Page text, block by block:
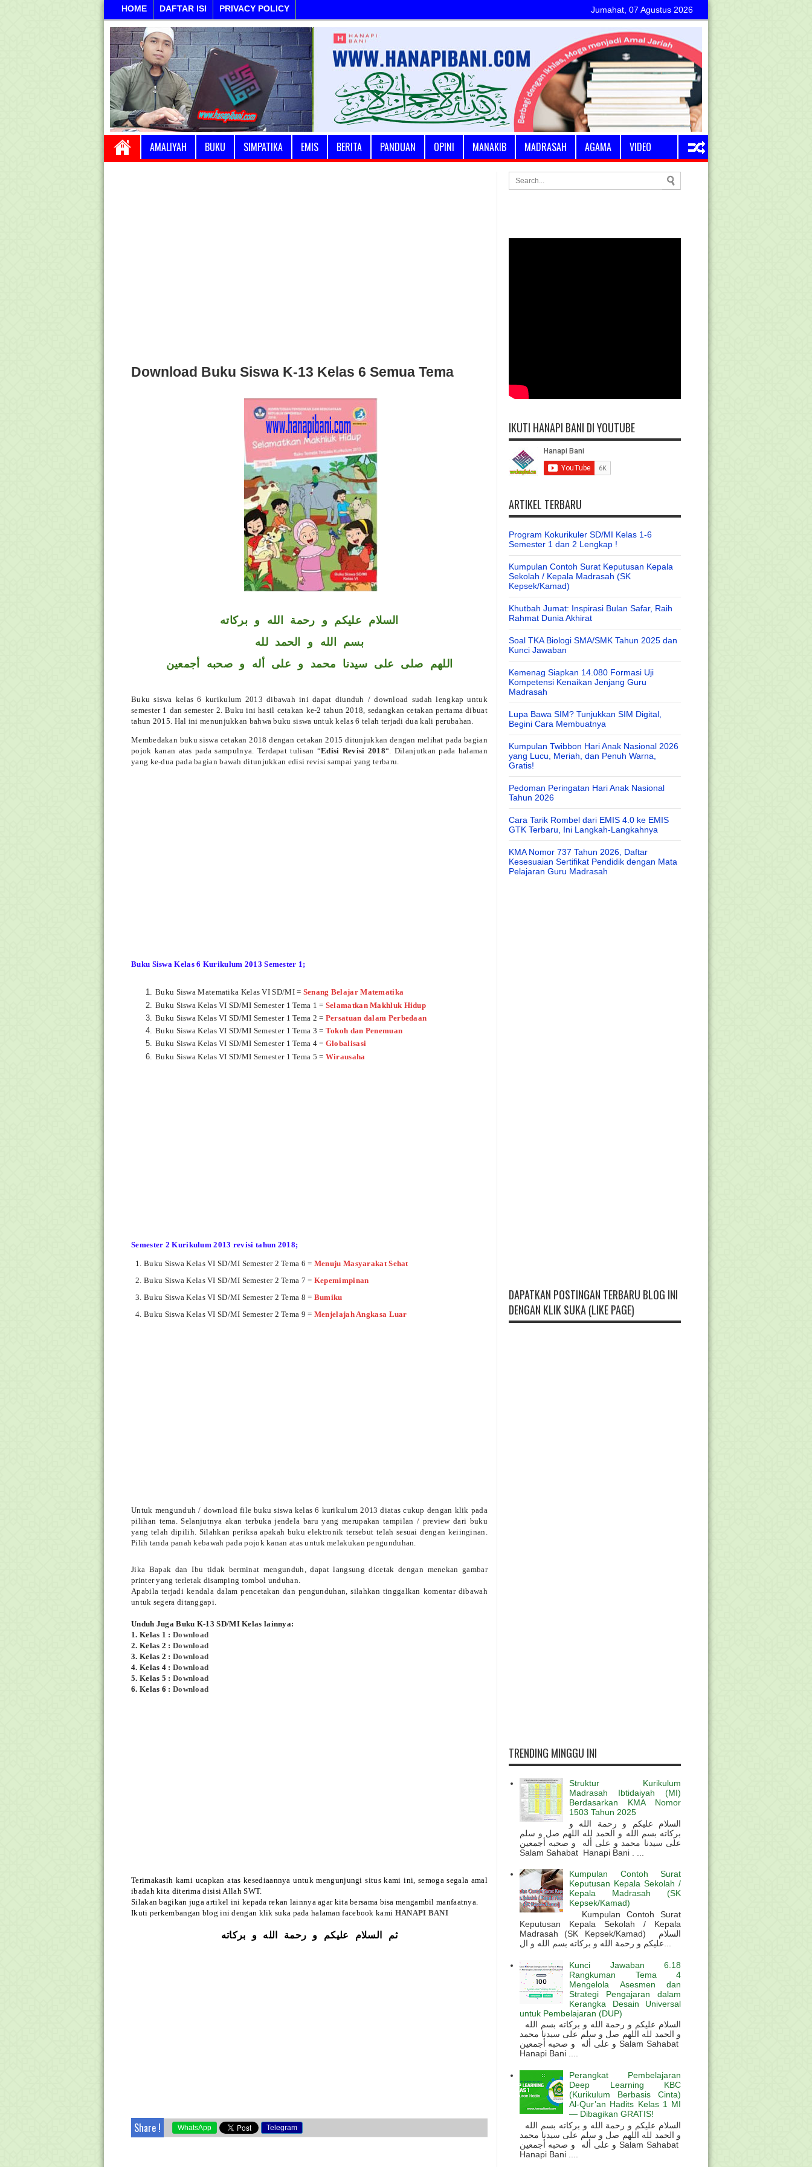
HOME DAFTAR ISI PRIVACY POLICY Jumahat, 07 Agustus 2026
AMALIYAH BUKU SIMPATIKA EMIS BERITA PANDUAN OPINI MANAKIB MADRASAH AGAMA VIDEO
Download Buku Siswa K-13 Kelas 6 Semua Tema
السلام عليكم و رحمة الله و بركاته
بسم الله و الحمد لله
اللهم صلى على سيدنا محمد و على أله و صحبه أجمعين
Buku siswa kelas 6 kurikulum 2013 dibawah ini dapat diunduh / download sudah lengkap untuk
semester 1 dan semester 2. Buku ini hasil cetakan ke-2 tahun 2018, sedangkan cetakan pertama dibuat
tahun 2015. Hal ini menunjukkan bahwa buku siswa untuk kelas 6 telah terjadi dua kali perubahan.
Membedakan buku siswa cetakan 2018 dengan cetakan 2015 ditunjukkan dengan melihat pada bagian
pojok kanan atas pada sampulnya. Terdapat tulisan “Edisi Revisi 2018“. Dilanjutkan pada halaman
yang ke-dua pada bagian bawah ditunjukkan edisi revisi sampai yang terbaru.
Buku Siswa Kelas 6 Kurikulum 2013 Semester 1;
Buku Siswa Matematika Kelas VI SD/MI = Senang Belajar Matematika
Buku Siswa Kelas VI SD/MI Semester 1 Tema 1 = Selamatkan Makhluk Hidup
Buku Siswa Kelas VI SD/MI Semester 1 Tema 2 = Persatuan dalam Perbedaan
Buku Siswa Kelas VI SD/MI Semester 1 Tema 3 = Tokoh dan Penemuan
Buku Siswa Kelas VI SD/MI Semester 1 Tema 4 = Globalisasi
Buku Siswa Kelas VI SD/MI Semester 1 Tema 5 = Wirausaha
Semester 2 Kurikulum 2013 revisi tahun 2018;
Buku Siswa Kelas VI SD/MI Semester 2 Tema 6 = Menuju Masyarakat Sehat
Buku Siswa Kelas VI SD/MI Semester 2 Tema 7 = Kepemimpinan
Buku Siswa Kelas VI SD/MI Semester 2 Tema 8 = Bumiku
Buku Siswa Kelas VI SD/MI Semester 2 Tema 9 = Menjelajah Angkasa Luar
Untuk mengunduh / download file buku siswa kelas 6 kurikulum 2013 diatas cukup dengan klik pada
pilihan tema. Selanjutnya akan terbuka jendela baru yang merupakan tampilan / preview dari buku
yang telah dipilih. Silahkan periksa apakah buku elektronik tersebut telah sesuai dengan keiinginan.
Pilih tanda panah kebawah pada pojok kanan atas untuk melakukan pengunduhan.
Jika Bapak dan Ibu tidak berminat mengunduh, dapat langsung dicetak dengan menekan gambar
printer yang terletak disamping tombol unduhan.
Apabila terjadi kendala dalam pencetakan dan pengunduhan, silahkan tinggalkan komentar dibawah
untuk segera ditanggapi.
Unduh JugaBuku K-13 SD/MI Kelas lainnya:
1. Kelas 1 : Download
2. Kelas 2 : Download
3. Kelas 2 : Download
4. Kelas 4 : Download
5. Kelas 5 : Download
6. Kelas 6 : Download
Terimakasih kami ucapkan atas kesediaannya untuk mengunjungi situs kami ini, semoga segala amal
ibadah kita diterima disisi Allah SWT.
Silakan bagikan juga artikel ini kepada rekan lainnya agar kita bersama bisa mengambil manfaatnya.
Ikuti perkembangan blog ini dengan klik suka pada halaman facebook kami HANAPI BANI
ثم السلام عليكم و رحمة الله و بركاته
Share ! WhatsApp Telegram
IKUTI HANAPI BANI DI YOUTUBE
ARTIKEL TERBARU
Program Kokurikuler SD/MI Kelas 1-6
Semester 1 dan 2 Lengkap !
Kumpulan Contoh Surat Keputusan Kepala
Sekolah / Kepala Madrasah (SK
Kepsek/Kamad)
Khutbah Jumat: Inspirasi Bulan Safar, Raih
Rahmat Dunia Akhirat
Soal TKA Biologi SMA/SMK Tahun 2025 dan
Kunci Jawaban
Kemenag Siapkan 14.080 Formasi Uji
Kompetensi Kenaikan Jenjang Guru
Madrasah
Lupa Bawa SIM? Tunjukkan SIM Digital,
Begini Cara Membuatnya
Kumpulan Twibbon Hari Anak Nasional 2026
yang Lucu, Meriah, dan Penuh Warna,
Gratis!
Pedoman Peringatan Hari Anak Nasional
Tahun 2026
Cara Tarik Rombel dari EMIS 4.0 ke EMIS
GTK Terbaru, Ini Langkah-Langkahnya
KMA Nomor 737 Tahun 2026, Daftar
Kesesuaian Sertifikat Pendidik dengan Mata
Pelajaran Guru Madrasah
DAPATKAN POSTINGAN TERBARU BLOG INI
DENGAN KLIK SUKA (LIKE PAGE)
TRENDING MINGGU INI
Struktur Kurikulum
Madrasah Ibtidaiyah (MI)
Berdasarkan KMA Nomor
1503 Tahun 2025
السلام عليكم و رحمة الله و
بركاته بسم الله و الحمد لله اللهم صل و سلم
على سيدنا محمد و على أله و صحبه أجمعين
Salam Sahabat Hanapi Bani . ...
Kumpulan Contoh Surat
Keputusan Kepala Sekolah /
Kepala Madrasah (SK
Kepsek/Kamad)
Kumpulan Contoh Surat
Keputusan Kepala Sekolah / Kepala
Madrasah (SK Kepsek/Kamad) السلام
Kunci Jawaban 6.18
Rangkuman Tema 4
Mengelola Asesmen dan
Strategi Pengajaran dalam
Kerangka Desain Universal
untuk Pembelajaran (DUP)
و الحمد لله اللهم صل و سلم على سيدنا محمد
و على أله و صحبه أجمعين Salam Sahabat
Hanapi Bani ....
Perangkat Pembelajaran
Deep Learning KBC
(Kurikulum Berbasis Cinta)
Al-Qur’an Hadits Kelas 1 MI
— Dibagikan GRATIS!
و الحمد لله اللهم صل و سلم على سيدنا محمد
و على أله و صحبه أجمعين Salam Sahabat
Hanapi Bani ....